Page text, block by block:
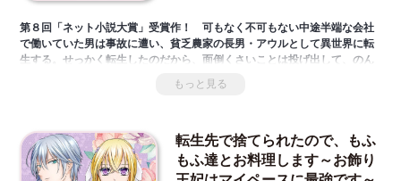
第８回「ネット小説大賞」受賞作！ 可もなく不可もない中途半端な会社
で働いていた男は事故に遭い、貧乏農家の長男・アウルとして異世界に転
生する。せっかく転生したのだから、面倒くさいことは投げ出して、のん
用して悠々自適な田舎暮らしを満喫する。しかし、アウルが作りだしたク
ジー第１弾！！
もっと見る
転生先で捨てられたので、もふ
もふ達とお料理します～お飾り